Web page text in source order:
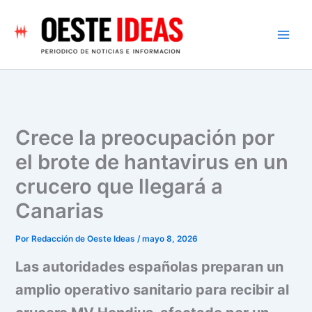
contenido
Crece la preocupación por
el brote de hantavirus en un
crucero que llegará a
Canarias
Por Redacción de Oeste Ideas/mayo 8, 2026
Las autoridades españolas preparan un
amplio operativo sanitario para recibir al